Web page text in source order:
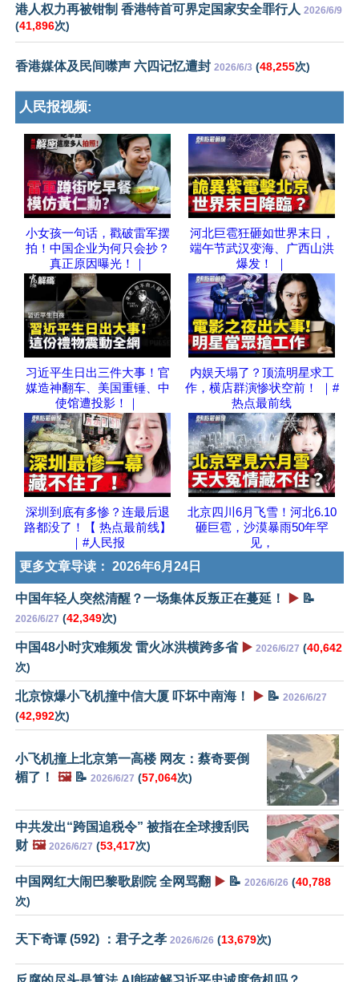
港人权力再被钳制 香港特首可界定国家安全罪行人 2026/6/9
(41,896次)
香港媒体及民间噤声 六四记忆遭封 2026/6/3 (48,255次)
人民报视频:
小女孩一句话，戳破雷军摆
拍！中国企业为何只会抄？
真正原因曝光！｜
河北巨雹狂砸如世界末日，
端午节武汉变海、广西山洪
爆发！ ｜
习近平生日出三件大事！官
媒造神翻车、美国重锤、中
使馆遭投影！｜
内娱天塌了？顶流明星求工
作，横店群演惨状空前！ ｜#
热点最前线
深圳到底有多惨？连最后退
路都没了！【 热点最前线】
｜#人民报
北京四川6月飞雪！河北6.10
砸巨雹，沙漠暴雨50年罕
见，
更多文章导读： 2026年6月24日
中国年轻人突然清醒？一场集体反叛正在蔓延！ ▶️ 📝
2026/6/27 (42,349次)
中国48小时灾难频发 雷火冰洪横跨多省 ▶️ 2026/6/27 (40,642
次)
北京惊爆小飞机撞中信大厦 吓坏中南海！ ▶️ 📝 2026/6/27
(42,992次)
小飞机撞上北京第一高楼 网友：蔡奇要倒
楣了！
🖼️📝 2026/6/27 (57,064次)
中共发出“跨国追税令” 被指在全球搜刮民
财 🖼️ 2026/6/27 (53,417次)
中国网红大闹巴黎歌剧院 全网骂翻 ▶️ 📝 2026/6/26 (40,788
次)
天下奇谭 (592) ：君子之孝 2026/6/26 (13,679次)